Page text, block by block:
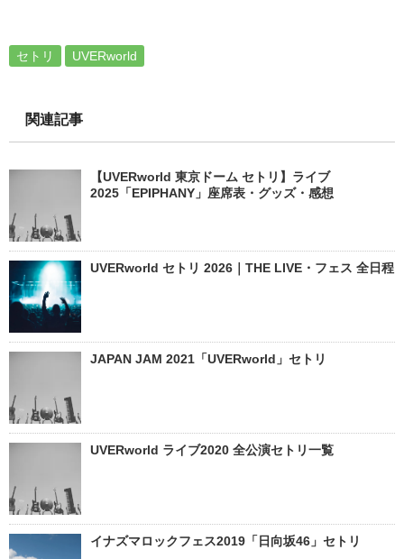
セトリ UVERworld
関連記事
【UVERworld 東京ドーム セトリ】ライブ
2025「EPIPHANY」座席表・グッズ・感想
UVERworld セトリ 2026｜THE LIVE・フェス 全日程
JAPAN JAM 2021「UVERworld」セトリ
UVERworld ライブ2020 全公演セトリ一覧
イナズマロックフェス2019「日向坂46」セトリ